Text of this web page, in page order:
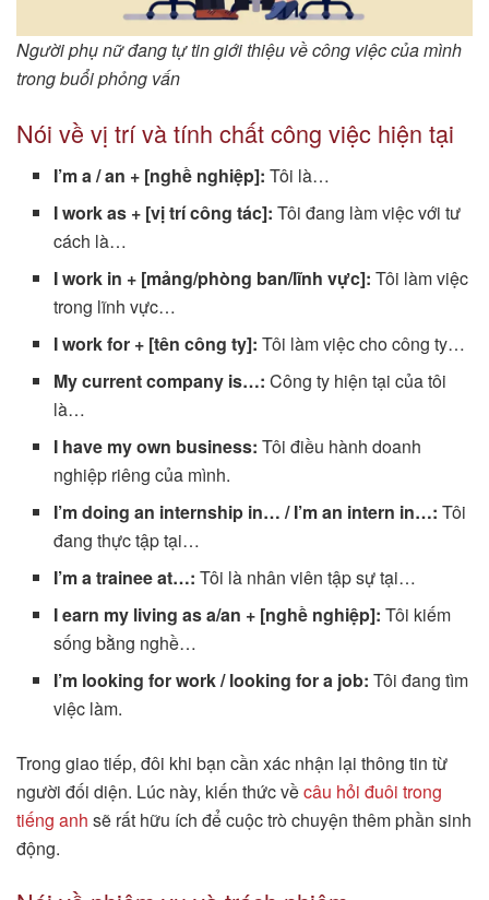
Người phụ nữ đang tự tin giới thiệu về công việc của mình
trong buổi phỏng vấn
Nói về vị trí và tính chất công việc hiện tại
I’m a / an + [nghề nghiệp]: Tôi là…
I work as + [vị trí công tác]: Tôi đang làm việc với tư
cách là…
I work in + [mảng/phòng ban/lĩnh vực]: Tôi làm việc
trong lĩnh vực…
I work for + [tên công ty]: Tôi làm việc cho công ty…
My current company is…: Công ty hiện tại của tôi
là…
I have my own business: Tôi điều hành doanh
nghiệp riêng của mình.
I’m doing an internship in… / I’m an intern in…: Tôi
đang thực tập tại…
I’m a trainee at…: Tôi là nhân viên tập sự tại…
I earn my living as a/an + [nghề nghiệp]: Tôi kiếm
sống bằng nghề…
I’m looking for work / looking for a job: Tôi đang tìm
việc làm.
Trong giao tiếp, đôi khi bạn cần xác nhận lại thông tin từ
người đối diện. Lúc này, kiến thức vềcâu hỏi đuôi trong
tiếng anh sẽ rất hữu ích để cuộc trò chuyện thêm phần sinh
động.